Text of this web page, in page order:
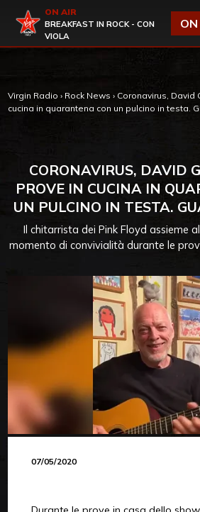
Virgin Radio
ON AIR
BREAKFAST IN ROCK - CON
VIOLA
Virgin Radio › Rock News › Coronavirus, David
cucina in quarantena con un pulcino in testa.
CORONAVIRUS, DAVID
PROVE IN CUCINA IN
UN PULCINO IN TESTA.
Il chitarrista dei Pink Floyd assieme
momento di convivialità durante le
07/05/2020